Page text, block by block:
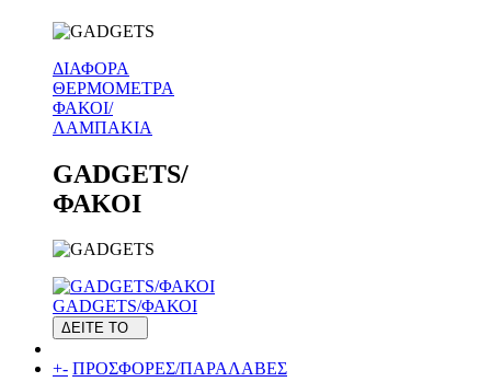
ΔΙΑΦΟΡΑ
ΘΕΡΜΟΜΕΤΡΑ
ΦΑΚΟΙ/
ΛΑΜΠΑΚΙΑ
GADGETS/
ΦΑΚΟΙ
GADGETS/ΦΑΚΟΙ
ΔΕΙΤΕ ΤΟ
+- ΠΡΟΣΦΟΡΕΣ/ΠΑΡΑΛΑΒΕΣ